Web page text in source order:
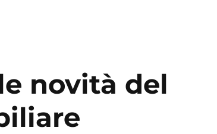
novità del